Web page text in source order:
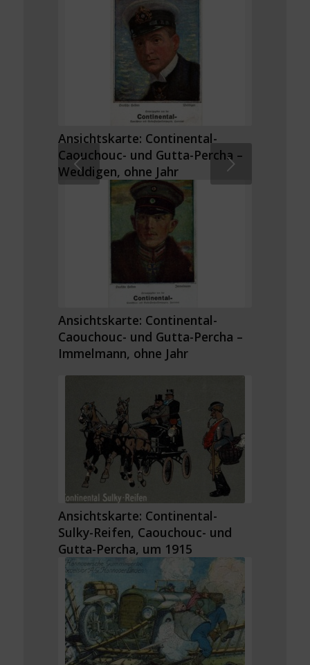
Ansichtskarte: Continental-
Caouchouc- und Gutta-Percha –
Weddigen, ohne Jahr
Ansichtskarte: Continental-
Caouchouc- und Gutta-Percha –
Immelmann, ohne Jahr
Ansichtskarte: Continental-
Sulky-Reifen, Caouchouc- und
Gutta-Percha, um 1915
Weiter